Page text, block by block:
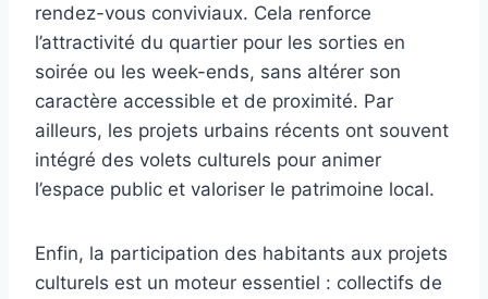
rendez-vous conviviaux. Cela renforce
l’attractivité du quartier pour les sorties en
soirée ou les week-ends, sans altérer son
caractère accessible et de proximité. Par
ailleurs, les projets urbains récents ont souvent
intégré des volets culturels pour animer
l’espace public et valoriser le patrimoine local.
Enfin, la participation des habitants aux projets
culturels est un moteur essentiel : collectifs de